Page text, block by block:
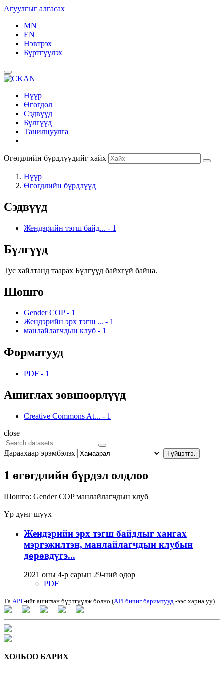
Агуулгыг алгасах
MN
EN
Нэвтрэх
Бүртгүүлэх
Нүүр
Өгөгдөл
Сэдвүүд
Бүлгүүд
Танилцуулга
Өгөгдлийн бүрдлүүдийг хайх
Нүүр
Өгөгдлийн бүрдлүүд
Сэдвүүд
Жендэрийн тэгш байд... - 1
Бүлгүүд
Тус хайлтанд таарах Бүлгүүд байхгүй байна.
Шошго
Gender COP - 1
Жендэрийн эрх тэгш ... - 1
манлайлагчдын клуб - 1
Форматууд
PDF - 1
Ашиглах зөвшөөрлүүд
Creative Commons At... - 1
close
Дараахаар эрэмбэлэх Гүйцэтгэ.
1 өгөгдлийн бүрдэл олдлоо
Шошго: Gender COPманлайлагчдын клуб
Үр дүнг шүүх
Жендэрийн эрх тэгш байдлыг хангах
мэргэжилтэн, манлайлагчдын клубын
дөрөвдүгэ...
2021 оны 4-р сарын 29-ний өдөр
PDF
Та API -ийг ашиглан бүртгүүлж болно (API бичиг баримтууд -ээс харна уу).
ХОЛБОО БАРИХ